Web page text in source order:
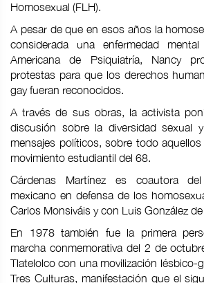
Homosexual (FLH).
A pesar de que en esos años la
considerada una enfermedad
Americana de Psiquiatría, Nancy
protestas para que los derechos
gay fueran reconocidos.
A través de sus obras, la activista
discusión sobre la diversidad sexual
mensajes políticos, sobre todo
movimiento estudiantil del 68.
Cárdenas Martínez es coautora
mexicano en defensa de los
Carlos Monsiváis y con Luis González de
En 1978 también fue la primera
marcha conmemorativa del 2 de
Tlatelolco con una movilización lésbico-
Tres Culturas, manifestación que el